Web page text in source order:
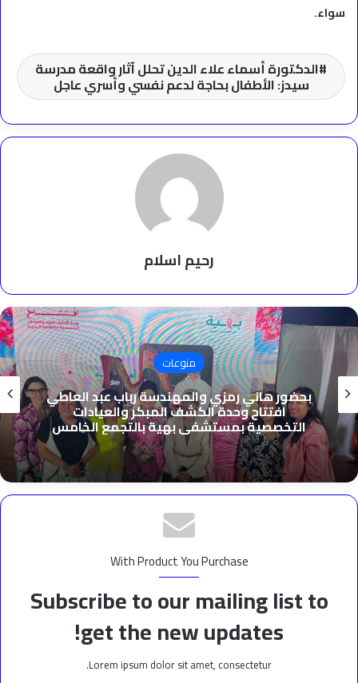
سواء.
الدكتورة أسماء علاء الدين تحلل آثار واقعة مدرسة
سيدز: الأطفال بحاجة لدعم نفسي وأسري عاجل
رحيم اسلام
منوعات
بحضور هاني رمزي والمهندسة رباب عبد العاطي
افتتاح وحدة الكشف المبكر والعيادات
التخصصية بمستشفى بهية بالتجمع الخامس
With Product You Purchase
Subscribe to our mailing list to
get the new updates!
Lorem ipsum dolor sit amet, consectetur.